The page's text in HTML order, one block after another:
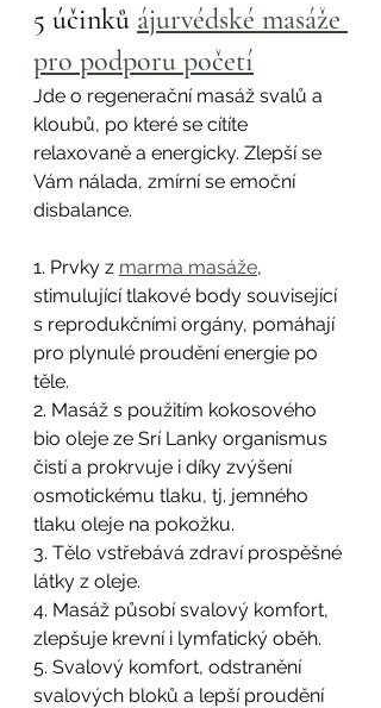
5 účinků ájurvédské masáže
pro podporu početí
Jde o regenerační masáž svalů a
kloubů, po které se cítíte
relaxovaně a energicky. Zlepší se
Vám nálada, zmírní se emoční
disbalance.
1. Prvky z marma masáže,
stimulující tlakové body související
s reprodukčními orgány, pomáhají
pro plynulé proudění energie po
těle.
2. Masáž s použitím kokosového
bio oleje ze Srí Lanky organismus
čistí a prokrvuje i díky zvýšení
osmotickému tlaku, tj. jemného
tlaku oleje na pokožku.
3. Tělo vstřebává zdraví prospěšné
látky z oleje.
4. Masáž působí svalový komfort,
zlepšuje krevní i lymfatický oběh.
5. Svalový komfort, odstranění
svalových bloků a lepší proudění